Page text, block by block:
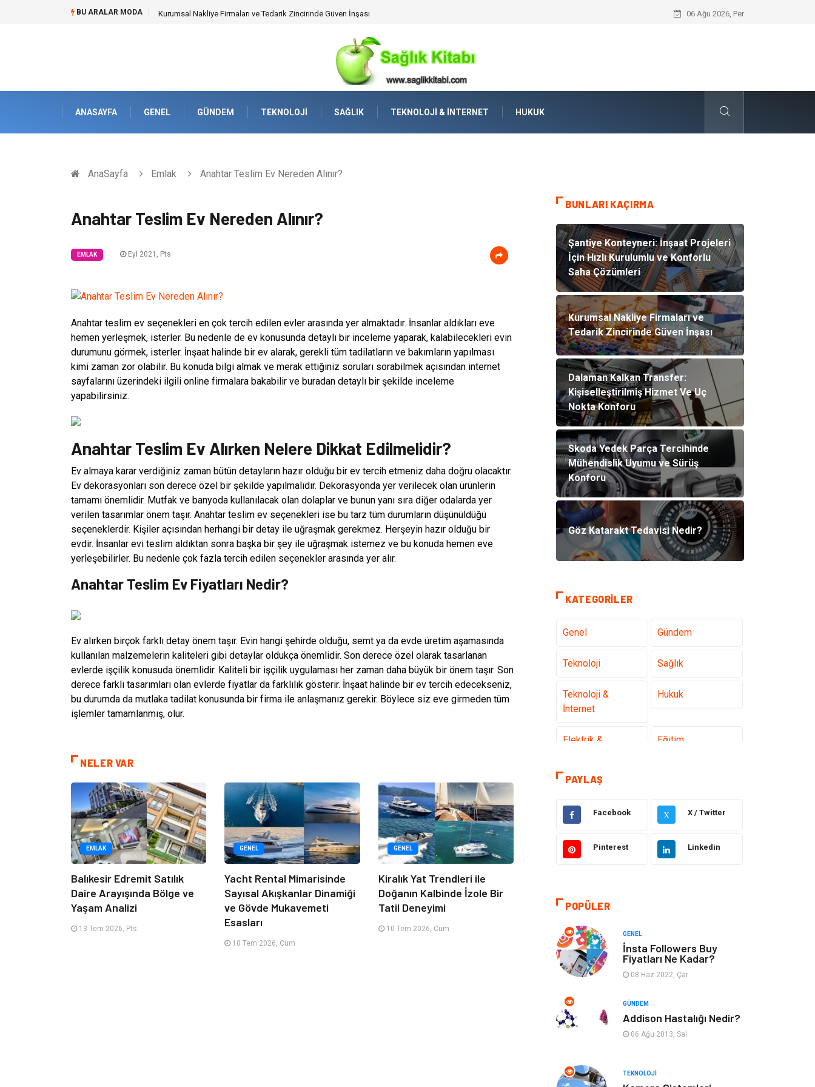
BU ARALAR MODA Kurumsal Nakliye Firmaları ve Tedarik Zincirinde Güven İnşası Dalaman Kalkan Transfer:
06 Ağu 2026, Per
ANASAYFA GENEL GÜNDEM TEKNOLOJI SAĞLIK TEKNOLOJI & İNTERNET HUKUK
AnaSayfa Emlak Anahtar Teslim Ev Nereden Alınır?
Anahtar Teslim Ev Nereden Alınır?
EMLAK Eyl 2021, Pts
Anahtar teslim ev seçenekleri en çok tercih edilen evler arasında yer almaktadır. İnsanlar aldıkları eve
hemen yerleşmek, isterler. Bu nedenle de ev konusunda detaylı bir inceleme yaparak, kalabilecekleri evin
durumunu görmek, isterler. İnşaat halinde bir ev alarak, gerekli tüm tadilatların ve bakımların yapılması
kimi zaman zor olabilir. Bu konuda bilgi almak ve merak ettiğiniz soruları sorabilmek açısından internet
sayfalarını üzerindeki ilgili online firmalara bakabilir ve buradan detaylı bir şekilde inceleme
yapabilirsiniz.
Anahtar Teslim Ev Alırken Nelere Dikkat Edilmelidir?
Ev almaya karar verdiğiniz zaman bütün detayların hazır olduğu bir ev tercih etmeniz daha doğru olacaktır.
Ev dekorasyonları son derece özel bir şekilde yapılmalıdır. Dekorasyonda yer verilecek olan ürünlerin
tamamı önemlidir. Mutfak ve banyoda kullanılacak olan dolaplar ve bunun yanı sıra diğer odalarda yer
verilen tasarımlar önem taşır. Anahtar teslim ev seçenekleri ise bu tarz tüm durumların düşünüldüğü
seçeneklerdir. Kişiler açısından herhangi bir detay ile uğraşmak gerekmez. Herşeyin hazır olduğu bir
evdir. İnsanlar evi teslim aldıktan sonra başka bir şey ile uğraşmak istemez ve bu konuda hemen eve
yerleşebilirler. Bu nedenle çok fazla tercih edilen seçenekler arasında yer alır.
Anahtar Teslim Ev Fiyatları Nedir?
Ev alırken birçok farklı detay önem taşır. Evin hangi şehirde olduğu, semt ya da evde üretim aşamasında
kullanılan malzemelerin kaliteleri gibi detaylar oldukça önemlidir. Son derece özel olarak tasarlanan
evlerde işçilik konusuda önemlidir. Kaliteli bir işçilik uygulaması her zaman daha büyük bir önem taşır. Son
derece farklı tasarımları olan evlerde fiyatlar da farklılık gösterir. İnşaat halinde bir ev tercih edecekseniz,
bu durumda da mutlaka tadilat konusunda bir firma ile anlaşmanız gerekir. Böylece siz eve girmeden tüm
işlemler tamamlanmış, olur.
NELER VAR
EMLAK
Balıkesir Edremit Satılık
Daire Arayışında Bölge ve
Yaşam Analizi
13 Tem 2026, Pts
GENEL
Yacht Rental Mimarisinde
Sayısal Akışkanlar Dinamiği
ve Gövde Mukavemeti
Esasları
10 Tem 2026, Cum
GENEL
Kiralık Yat Trendleri ile
Doğanın Kalbinde İzole Bir
Tatil Deneyimi
10 Tem 2026, Cum
BUNLARI KAÇIRMA
Şantiye Konteyneri: İnşaat Projeleri
İçin Hızlı Kurulumlu ve Konforlu
Saha Çözümleri
Kurumsal Nakliye Firmaları ve
Tedarik Zincirinde Güven İnşası
Dalaman Kalkan Transfer:
Kişiselleştirilmiş Hizmet Ve Uç
Nokta Konforu
Skoda Yedek Parça Tercihinde
Mühendislik Uyumu ve Sürüş
Konforu
Göz Katarakt Tedavisi Nedir?
KATEGORILER
Genel Gündem
Teknoloji Sağlık
Teknoloji &
İnternet
Hukuk
Elektrik &
Eğitim
Gıda
Otomotiv Tanıtıcı Reklam
Cilt ve Deri
Hastalıkları
Emlak
Ağız ve Diş
Organizasyon Hastalıklar
PAYLAŞ
Facebook X X / Twitter
Pinterest Linkedin
POPÜLER
GENEL
İnsta Followers Buy
Fiyatları Ne Kadar?
08 Haz 2022, Çar
GÜNDEM
Addison Hastalığı Nedir?
06 Ağu 2013, Sal
TEKNOLOJI